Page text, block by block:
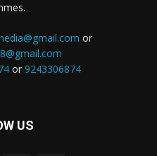
or
or 9243306874
US